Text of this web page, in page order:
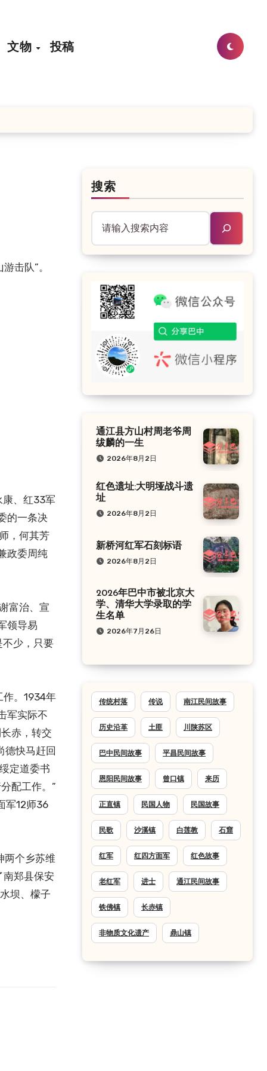
文物 投稿
康、红33军
的一条决
，何其芳
政委周纯
富治、宣
领导易
少，只要
作。1934年
军实际不
赤，转交
德快马赶回
定道委书
配工作。”
军12师36
两个乡苏维
南郑县保安
坝、檬子
搜索
通江县方山村周老爷周
绂麟的一生
2026年8月2日
红色遗址:大明垭战斗遗
址
2026年8月2日
新桥河红军石刻标语
2026年8月2日
2026年巴中市被北京大
学、清华大学录取的学
生名单
2026年7月26日
传统村落 传说 南江民间故事
历史沿革 土匪 川陕苏区
巴中民间故事 平昌民间故事
恩阳民间故事 曾口镇 来历
正直镇 民国人物 民国故事
民歌 沙溪镇 白莲教 石窟
红军 红四方面军 红色故事
老红军 进士 通江民间故事
铁佛镇 长赤镇
非物质文化遗产 鼎山镇